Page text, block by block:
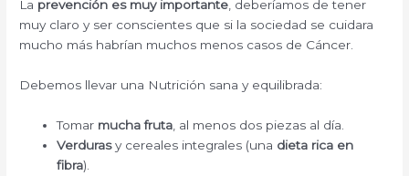
La prevención es muy importante , deberíamos de tener
muy claro y ser conscientes que si la sociedad se cuidara
mucho más habrían muchos menos casos de Cáncer.
Debemos llevar una Nutrición sana y equilibrada:
Tomar mucha fruta , al menos dos piezas al día.
Verdurasy cereales integrales (una dieta rica en
fibra).